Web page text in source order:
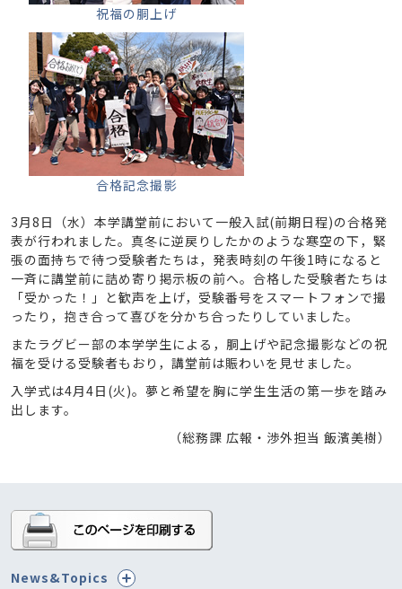
祝福の胴上げ
合格記念撮影
3月8日（水）本学講堂前において一般入試(前期日程)の合格発
表が行われました。真冬に逆戻りしたかのような寒空の下，緊
張の面持ちで待つ受験者たちは，発表時刻の午後1時になると
一斉に講堂前に詰め寄り掲示板の前へ。合格した受験者たちは
「受かった！」と歓声を上げ，受験番号をスマートフォンで撮
ったり，抱き合って喜びを分かち合ったりしていました。
またラグビー部の本学学生による，胴上げや記念撮影などの祝
福を受ける受験者もおり，講堂前は賑わいを見せました。
入学式は4月4日(火)。夢と希望を胸に学生生活の第一歩を踏み
出します。
（総務課 広報・渉外担当 飯濱美樹）
News&Topics